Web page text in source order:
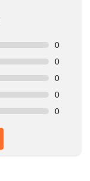
0
0
0
0
0